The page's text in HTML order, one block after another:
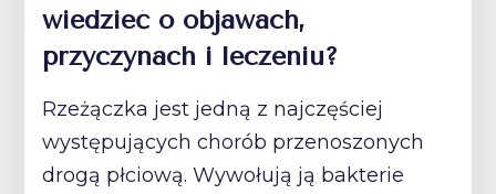
wiedzieć o objawach,
przyczynach i leczeniu?
Rzeżączka jest jedną z najczęściej
występujących chorób przenoszonych
drogą płciową. Wywołują ją bakterie